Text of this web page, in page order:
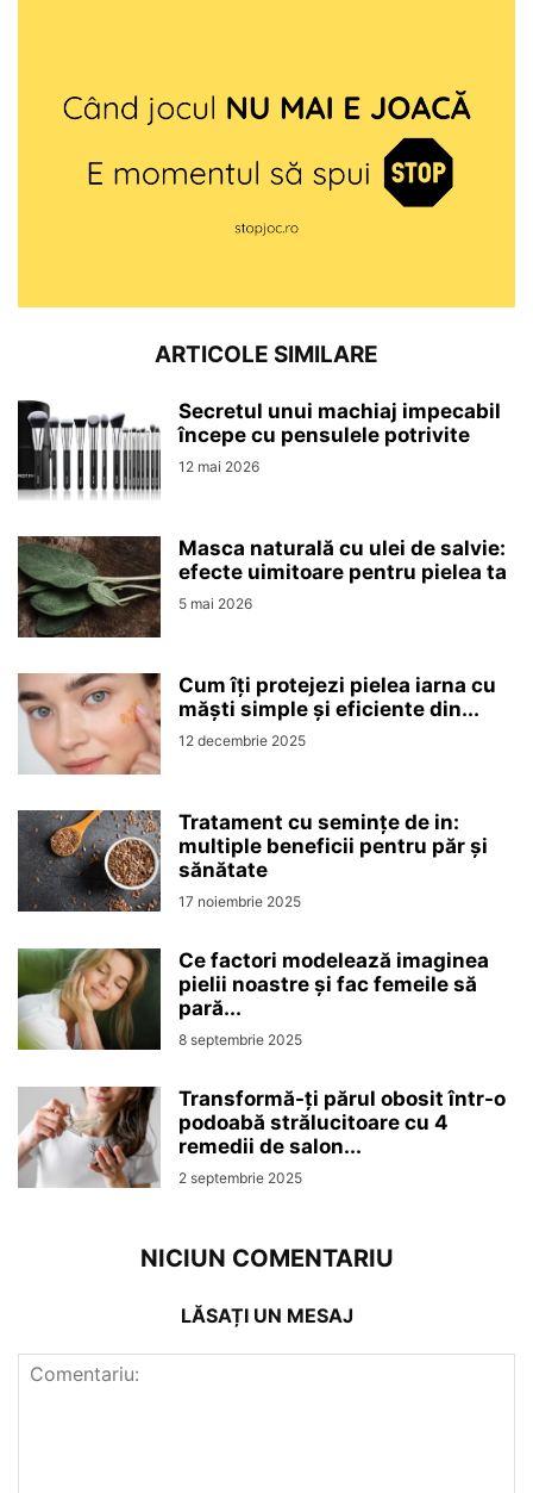
ARTICOLE SIMILARE
Secretul unui machiaj impecabil
începe cu pensulele potrivite
12 mai 2026
Masca naturală cu ulei de salvie:
efecte uimitoare pentru pielea ta
5 mai 2026
Cum îți protejezi pielea iarna cu
măști simple și eficiente din...
12 decembrie 2025
Tratament cu semințe de in:
multiple beneficii pentru păr și
sănătate
17 noiembrie 2025
Ce factori modelează imaginea
pielii noastre și fac femeile să
pară...
8 septembrie 2025
Transformă-ți părul obosit într-o
podoabă strălucitoare cu 4
remedii de salon...
2 septembrie 2025
NICIUN COMENTARIU
LĂSAȚI UN MESAJ